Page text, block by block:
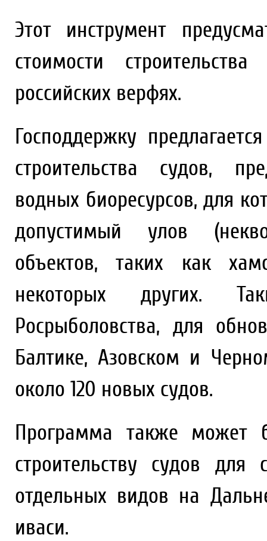
Этот инструмент
стоимости
российских верфях.
Господдержку
строительства судов,
водных биоресурсов, для
допустимый улов
объектов, таких как
некоторых других.
Росрыболовства, для
Балтике, Азовском и
около 120 новых судов.
Программа также может
строительству судов для
отдельных видов на
иваси.